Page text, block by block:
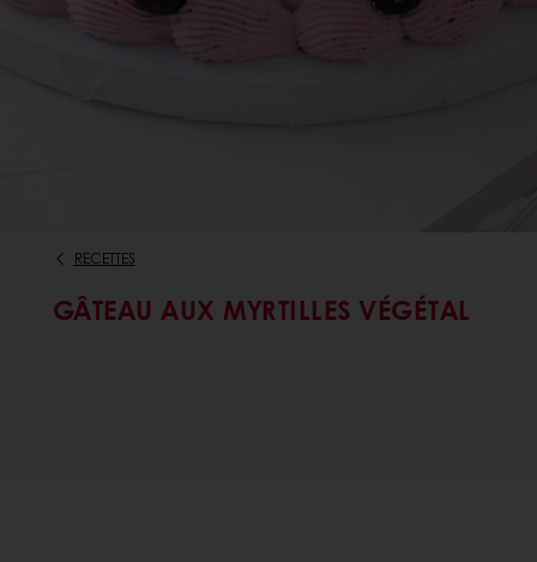
RECETTES
GÂTEAU AUX MYRTILLES VÉGÉTAL